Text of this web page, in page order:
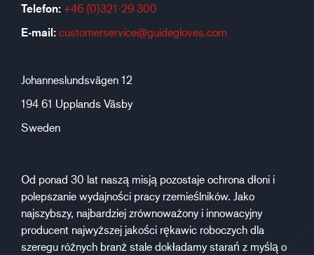
Telefon: +46 (0)321-29 300
E-mail: customerservice@guidegloves.com
Johanneslundsvägen 12
194 61 Upplands Väsby
Sweden
Od ponad 30 lat naszą misją pozostaje ochrona dłoni i
polepszanie wydajności pracy rzemieślników. Jako
najszybszy, najbardziej zrównoważony i innowacyjny
producent najwyższej jakości rękawic roboczych dla
szeregu różnych branż stale dokładamy starań z myślą o